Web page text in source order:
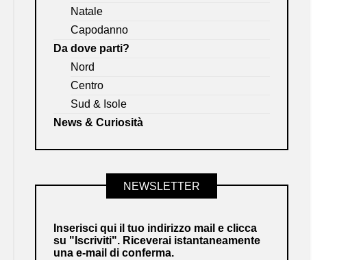
Natale
Capodanno
Da dove parti?
Nord
Centro
Sud & Isole
News & Curiosità
NEWSLETTER
Inserisci qui il tuo indirizzo mail e clicca
su "Iscriviti". Riceverai istantaneamente
una e-mail di conferma.